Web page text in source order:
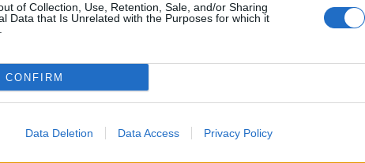
of Collection, Use, Retention, Sale, and/or Sharing
Data that Is Unrelated with the Purposes for which it
CONFIRM
Data Deletion Data Access Privacy Policy
hírarchívumához tartozik, melynek olvasása előfizetéses